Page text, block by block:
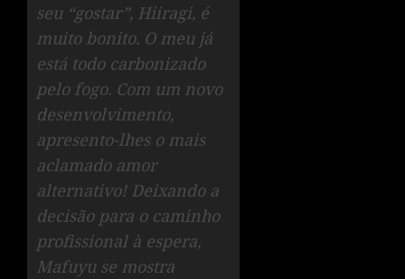
seu “gostar”, Hiiragi, é
muito bonito. O meu já
está todo carbonizado
pelo fogo. Com um novo
desenvolvimento,
apresento-lhes o mais
aclamado amor
alternativo! Deixando a
decisão para o caminho
profissional à espera,
Mafuyu se mostra